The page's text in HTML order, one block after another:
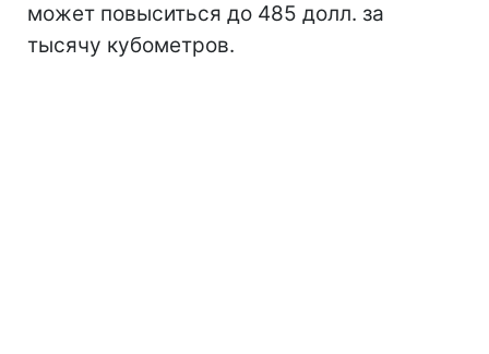
может повыситься до 485 долл. за
тысячу кубометров.